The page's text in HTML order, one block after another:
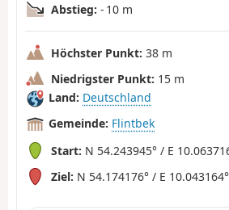
Abstieg: - 10 m
Höchster Punkt: 38 m
Niedrigster Punkt: 15 m
Land: Deutschland
Gemeinde: Flintbek
Start: N 54.243945° / E
Ziel: N 54.174176° / E 10.043164°